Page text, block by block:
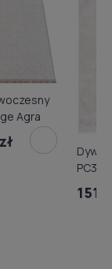
Agra
GZU